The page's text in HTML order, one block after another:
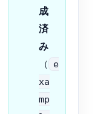
成
済
み
（
e
xa
mp